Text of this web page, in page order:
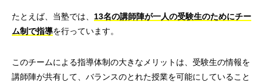
たとえば、当塾では、 13名の講師陣が一人の受験生のためにチー
ム制で指導を行っています。
このチームによる指導体制の大きなメリットは、受験生の情報を
講師陣が共有して、バランスのとれた授業を可能にしていること